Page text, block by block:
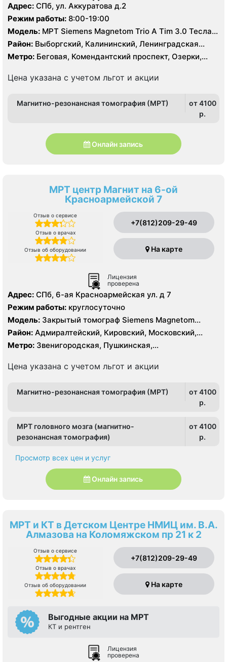
Адрес: СПб, ул. Аккуратова д.2
Режим работы: 8:00-19:00
Модель: МРТ Siemens Magnetom Trio A Tim 3.0 Тесла,
МРТ полуоткрытого типа Siemens Espree 1.5 Тесла, КТ
Siemens Somatom Definition 128 срезов
Район: Выборгский, Калининский, Ленинградская
область, Приморский
Метро: Беговая, Комендантский проспект, Озерки,
Цена указана с учетом льгот и акции
Магнитно-резонансная томография (МРТ)
от 4100
p.
Онлайн запись
МРТ центр Магнит на 6-ой
Красноармейской 7
Отзыв о сервисе
Отзыв о врачах
Отзыв об оборудовании
+7(812)209-29-49
На карте
Лицензия
проверена
Адрес: СПб, 6-ая Красноармейская ул. д 7
Режим работы: круглосуточно
Модель: Закрытый томограф Siemens Magnetom
Symphony 1.5 Тесла, КТ Siemens Somatom Emotion 16
срезов
Район: Адмиралтейский, Кировский, Московский,
Центральный
Метро: Звенигородская, Пушкинская,
Цена указана с учетом льгот и акции
Магнитно-резонансная томография (МРТ)
от 4100
p.
МРТ головного мозга (магнитно-
резонансная томография)
от 4100
p.
Просмотр всех цен и услуг
Онлайн запись
МРТ и КТ в Детском Центре НМИЦ им. В.А.
Алмазова на Коломяжском пр 21 к 2
Отзыв о сервисе
Отзыв о врачах
Отзыв об оборудовании
+7(812)209-29-49
На карте
Выгодные акции на МРТ
КТ и рентген
Лицензия
проверена